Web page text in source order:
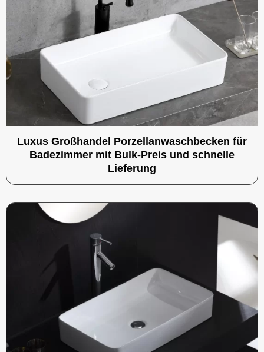
Luxus Großhandel Porzellanwaschbecken für
Badezimmer mit Bulk-Preis und schnelle
Lieferung